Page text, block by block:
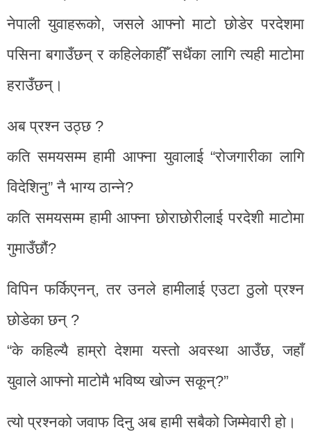
नेपाली युवाहरूको, जसले आफ्नो माटो छोडेर परदेशमा
पसिना बगाउँछन् र कहिलेकाहीँ सधैंका लागि त्यही माटोमा
हराउँछन्।
अब प्रश्न उठ्छ ?
कति समयसम्म हामी आफ्ना युवालाई “रोजगारीका लागि
विदेशिनु” नै भाग्य ठान्ने?
कति समयसम्म हामी आफ्ना छोराछोरीलाई परदेशी माटोमा
गुमाउँछौं?
विपिन फर्किएनन्, तर उनले हामीलाई एउटा ठुलो प्रश्न
छोडेका छन् ?
“के कहिल्यै हाम्रो देशमा यस्तो अवस्था आउँछ, जहाँ
युवाले आफ्नो माटोमै भविष्य खोज्न सकून्?”
त्यो प्रश्नको जवाफ दिनु अब हामी सबैको जिम्मेवारी हो।